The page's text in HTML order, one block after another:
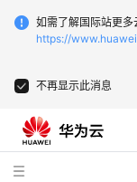
如需了解国际站更多
https://
不再显示此消息